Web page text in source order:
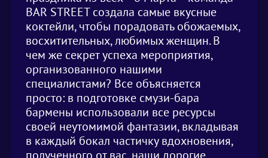
BAR STREET создала самые вкусные
коктейли, чтобы порадовать обожаемых,
восхитительных, любимых женщин. В
чем же секрет успеха мероприятия,
организованного нашими
специалистами? Все объясняется
просто: в подготовке смузи-бара
бармены использовали все ресурсы
своей неутомимой фантазии, вкладывая
в каждый бокал частичку вдохновения,